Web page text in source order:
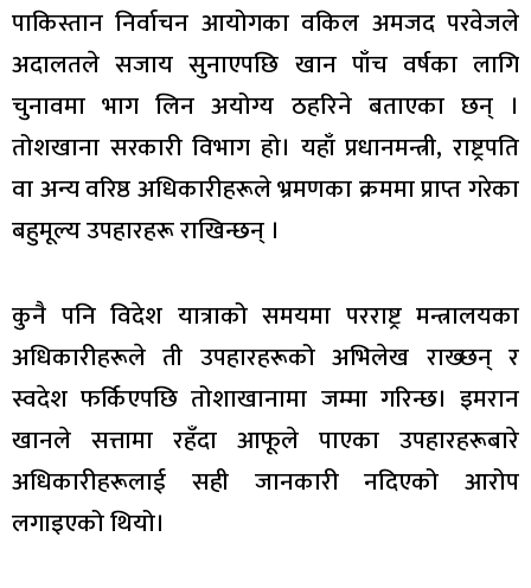
पाकिस्तान निर्वाचन आयोगका वकिल अमजद परवेजले
अदालतले सजाय सुनाएपछि खान पाँच वर्षका लागि
चुनावमा भाग लिन अयोग्य ठहरिने बताएका छन् ।
तोशखाना सरकारी विभाग हो। यहाँ प्रधानमन्त्री, राष्ट्रपति
वा अन्य वरिष्ठ अधिकारीहरूले भ्रमणका क्रममा प्राप्त गरेका
बहुमूल्य उपहारहरू राखिन्छन् ।
कुनै पनि विदेश यात्राको समयमा परराष्ट्र मन्त्रालयका
अधिकारीहरूले ती उपहारहरूको अभिलेख राख्छन् र
स्वदेश फर्किएपछि तोशाखानामा जम्मा गरिन्छ। इमरान
खानले सत्तामा रहँदा आफूले पाएका उपहारहरूबारे
अधिकारीहरूलाई सही जानकारी नदिएको आरोप
लगाइएको थियो।